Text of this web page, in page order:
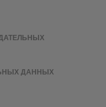
ДАННЫХ